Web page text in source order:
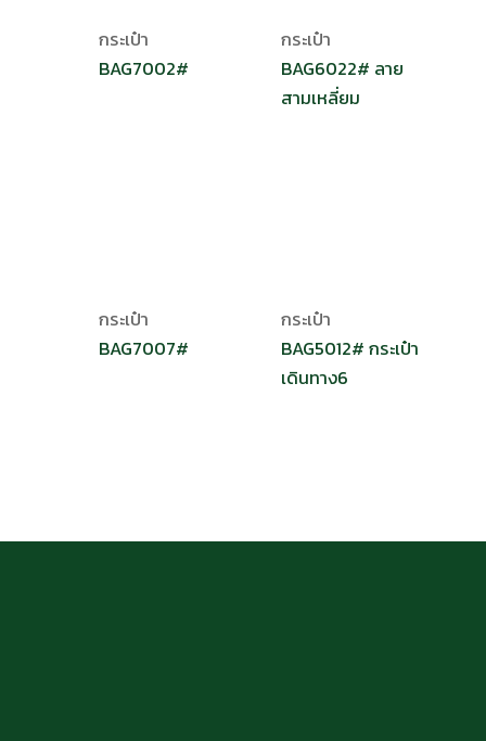
กระเป๋า
BAG7002#
กระเป๋า
BAG6022# ลาย
สามเหลี่ยม
กระเป๋า
BAG7007#
กระเป๋า
BAG5012# กระเป๋า
เดินทาง6